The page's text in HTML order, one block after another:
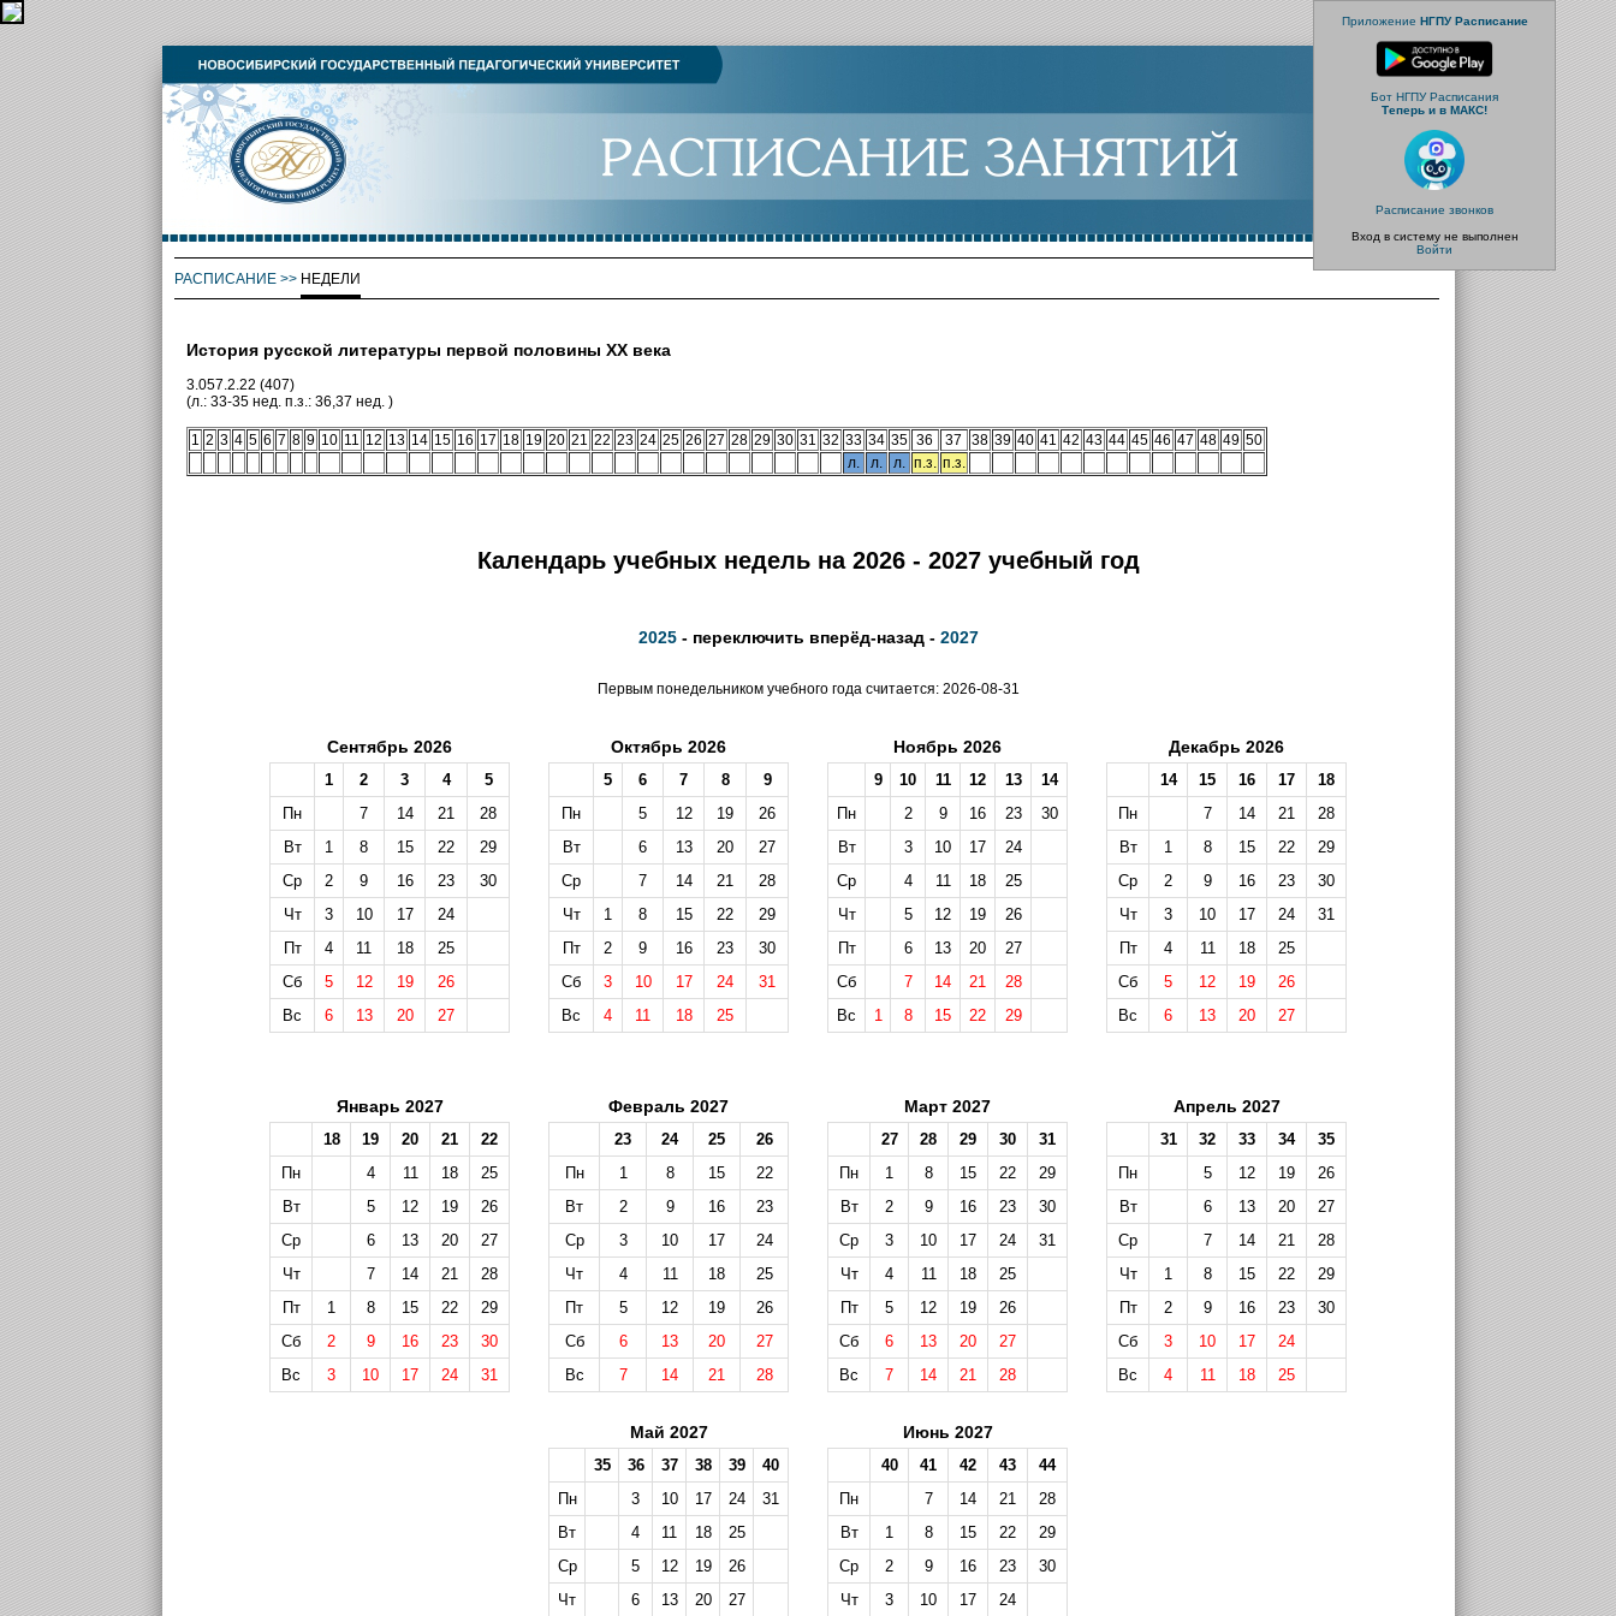
Приложение НГПУ Расписание
Бот НГПУ Расписания
Теперь и в МАКС!
Расписание звонков
Вход в систему не выполнен
Войти
РАСПИСАНИЕ>> НЕДЕЛИ
История русской литературы первой половины XX века
3.057.2.22 (407)
(л.: 33-35 нед. п.з.: 36,37 нед. )
1 2 3 4 5 6 7 8 9 10 11 12 13 14 15 16 17 18 19 20 21 22 23 24 25 26 27 28 29 30 31 32 33 34 35 36 37 38 39 40 41 42 43 44 45 46 47 48 49 50
л.
л. л. п.з. п.з.
Календарь учебных недель на 2026 - 2027 учебный год
2025- переключить вперёд-назад - 2027
Первым понедельником учебного года считается: 2026-08-31
Сентябрь 2026
1 2 3 4
5
Пн
7 14 21
28
Вт
1 8 15 22
29
Ср
2 9 16 23
30
Чт
3 10 17
24
Пт
4 11 18
25
Сб
5 12 19
26
Вс
6 13 20 27
Октябрь 2026
5 6 7 8
9
Пн
5 12 19
26
Вт
6 13 20
27
Ср
7 14 21
28
Чт
1 8 15 22
29
Пт
2 9 16 23
30
Сб
3 10 17 24
31
Вс
4 11 18 25
Ноябрь 2026
9 10 11 12 13
14
Пн
2 9 16 23
30
Вт
3 10 17
24
Ср
4 11 18
25
Чт
5 12 19
26
Пт
6 13 20
27
Сб
7 14 21
28
Вс
1 8 15 22 29
Декабрь 2026
14 15 16 17
18
Пн
7 14 21
28
Вт
1 8 15 22
29
Ср
2 9 16 23
30
Чт
3 10 17 24
31
Пт
4 11 18
25
Сб
5 12 19
26
Вс
6 13 20 27
Январь 2027
18 19 20 21
22
Пн
4 11 18
25
Вт
5 12 19
26
Ср
6 13 20
27
Чт
7 14 21
28
Пт
1 8 15 22
29
Сб
2 9 16 23
30
Вс
3 10 17 24 31
Февраль 2027
23 24 25
26
Пн
1 8 15
22
Вт
2 9 16
23
Ср
3 10 17
24
Чт
4 11 18
25
Пт
5 12 19
26
Сб
6 13 20
27
Вс
7 14 21 28
Март 2027
27 28 29 30
31
Пн
1 8 15 22
29
Вт
2 9 16 23
30
Ср
3 10 17 24
31
Чт
4 11 18
25
Пт
5 12 19
26
Сб
6 13 20
27
Вс
7 14 21 28
Апрель 2027
31 32 33 34
35
Пн
5 12 19
26
Вт
6 13 20
27
Ср
7 14 21
28
Чт
1 8 15 22
29
Пт
2 9 16 23
30
Сб
3 10 17
24
Вс
4 11 18 25
Май 2027
35 36 37 38 39
40
Пн
3 10 17 24
31
Вт
4 11 18
25
Ср
5 12 19
26
Чт
6 13 20 27
Июнь 2027
40 41 42 43
44
Пн
7 14 21
28
Вт
1 8 15 22
29
Ср
2 9 16 23
30
Чт
3 10 17 24